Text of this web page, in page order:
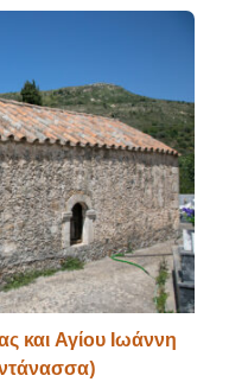
και Αγίου Ιωάννη